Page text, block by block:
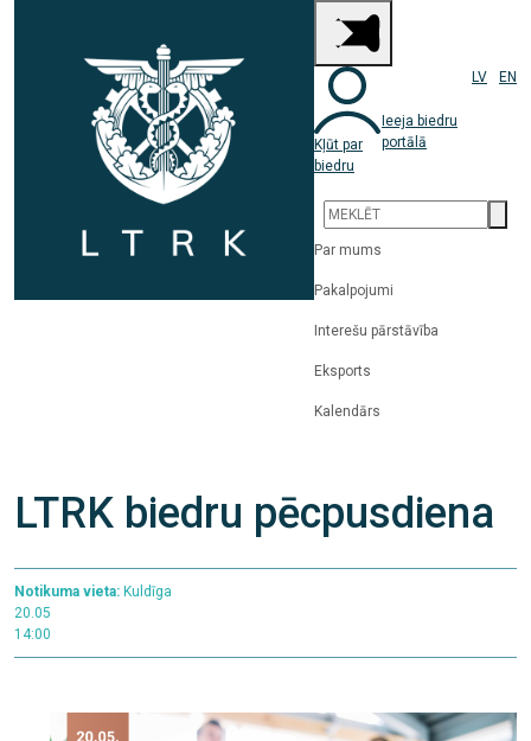
Kļūt par
biedru
Ieeja biedru
portālā
LV EN
Par mums
Pakalpojumi
Interešu pārstāvība
Eksports
Kalendārs
LTRK biedru pēcpusdiena
Notikuma vieta: Kuldīga
20.05
14:00